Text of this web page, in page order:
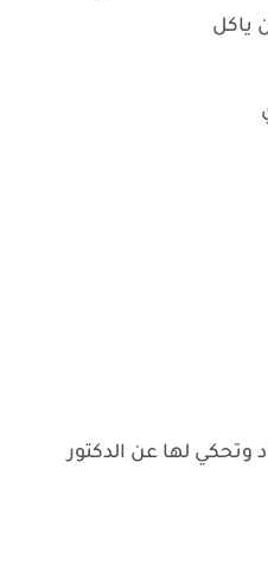
ياكل
لها عن الدكتور